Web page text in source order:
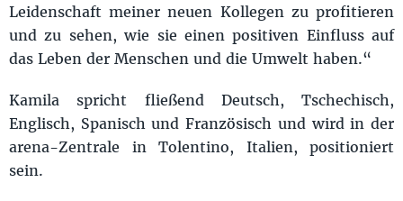
Leidenschaft meiner neuen Kollegen zu profitieren
und zu sehen, wie sie einen positiven Einfluss auf
das Leben der Menschen und die Umwelt haben.“
Kamila spricht fließend Deutsch, Tschechisch,
Englisch, Spanisch und Französisch und wird in der
arena-Zentrale in Tolentino, Italien, positioniert
sein.